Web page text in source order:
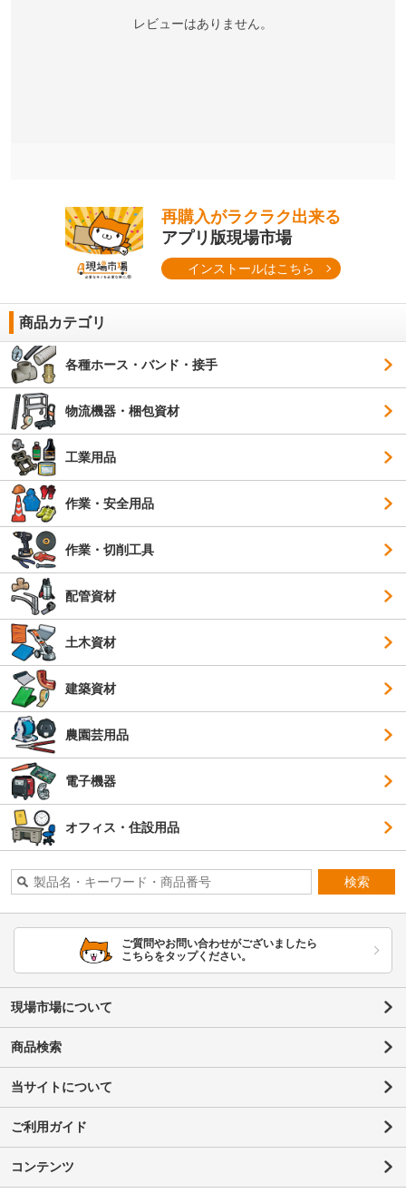
レビューはありません。
再購入がラクラク出来る
アプリ版現場市場
インストールはこちら
商品カテゴリ
各種ホース・バンド・接手
物流機器・梱包資材
工業用品
作業・安全用品
作業・切削工具
配管資材
土木資材
建築資材
農園芸用品
電子機器
オフィス・住設用品
検索
ご質問やお問い合わせがございましたら
こちらをタップください。
現場市場について
商品検索
当サイトについて
ご利用ガイド
コンテンツ